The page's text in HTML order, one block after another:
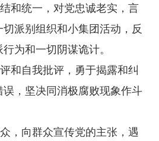
和统一，对党忠诚老实，言
派别组织和小集团活动，反
为和一切阴谋诡计。
和自我批评，勇于揭露和纠
，坚决同消极腐败现象作斗
，向群众宣传党的主张，遇